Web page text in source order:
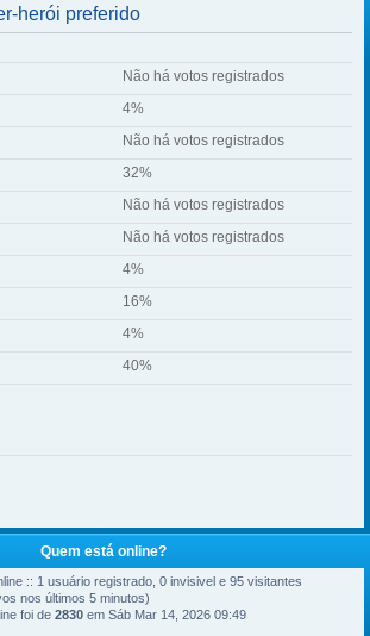
herói preferido
Não há votos registrados
4%
Não há votos registrados
32%
Não há votos registrados
Não há votos registrados
4%
16%
4%
40%
Quem está online?
:: 1 usuário registrado, 0 invisivel e 95 visitantes
nos últimos 5 minutos)
foi de 2830 em Sáb Mar 14, 2026 09:49